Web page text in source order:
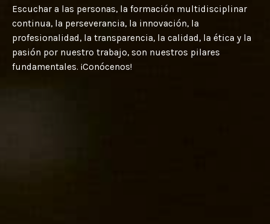
Escuchar a las personas, la formación multidisciplinar
continua, la perseverancia, la innovación, la
profesionalidad, la transparencia, la calidad, la ética y la
pasión por nuestro trabajo, son nuestros pilares
fundamentales. ¡Conócenos!